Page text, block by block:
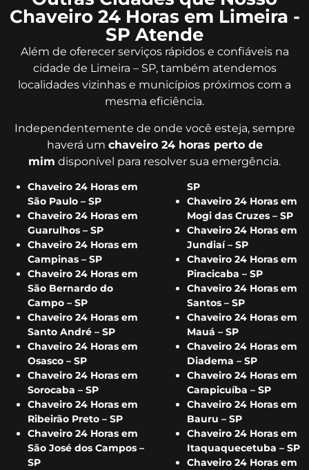
Chaveiro 24 Horas em Limeira -
SP Atende
Além de oferecer serviços rápidos e confiáveis na
cidade de Limeira – SP, também atendemos
localidades vizinhas e municípios próximos com a
mesma eficiência.
Independentemente de onde você esteja, sempre
haverá um chaveiro 24 horas perto de
mim disponível para resolver sua emergência.
Chaveiro 24 Horas em
São Paulo – SP
Chaveiro 24 Horas em
Guarulhos – SP
Chaveiro 24 Horas em
Campinas – SP
Chaveiro 24 Horas em
São Bernardo do
Campo – SP
Chaveiro 24 Horas em
Santo André – SP
Chaveiro 24 Horas em
Osasco – SP
Chaveiro 24 Horas em
Sorocaba – SP
Chaveiro 24 Horas em
Ribeirão Preto – SP
Chaveiro 24 Horas em
São José dos Campos –
SP
SP
Chaveiro 24 Horas em
Mogi das Cruzes – SP
Chaveiro 24 Horas em
Jundiaí – SP
Chaveiro 24 Horas em
Piracicaba – SP
Chaveiro 24 Horas em
Santos – SP
Chaveiro 24 Horas em
Mauá – SP
Chaveiro 24 Horas em
Diadema – SP
Chaveiro 24 Horas em
Carapicuíba – SP
Chaveiro 24 Horas em
Bauru – SP
Chaveiro 24 Horas em
Itaquaquecetuba – SP
Chaveiro 24 Horas em